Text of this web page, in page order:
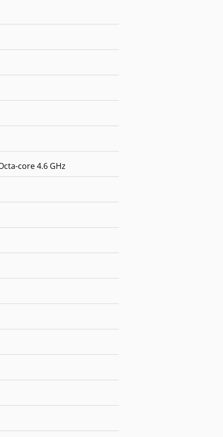
core 4.6 GHz